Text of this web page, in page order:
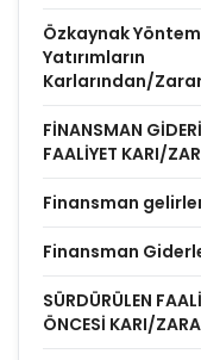
Özkaynak
Yatırımların
Karlarından/
FİNANSMAN
FAALİYET KARI/
Finansman
Finansman
SÜRDÜRÜLEN
ÖNCESİ KARI/